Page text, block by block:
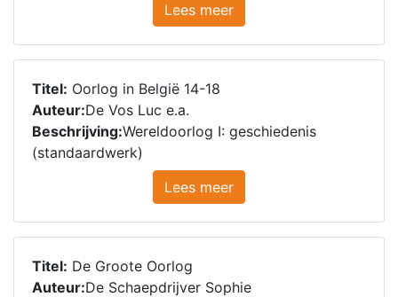
Lees meer
Titel: Oorlog in België 14-18
Auteur:De Vos Luc e.a.
Beschrijving:Wereldoorlog I: geschiedenis
(standaardwerk)
Lees meer
Titel: De Groote Oorlog
Auteur:De Schaepdrijver Sophie